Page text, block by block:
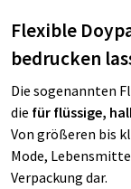
Flexible
bedrucken
Die sogenannten
die für flüssige,
Von größeren bis
Mode,
Verpackung dar.